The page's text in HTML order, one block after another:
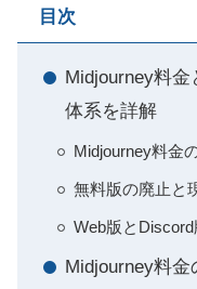
目次
Midjourney料
体系を詳解
Midjourney料金
無料版の廃止と
Web版と
Midjourney料